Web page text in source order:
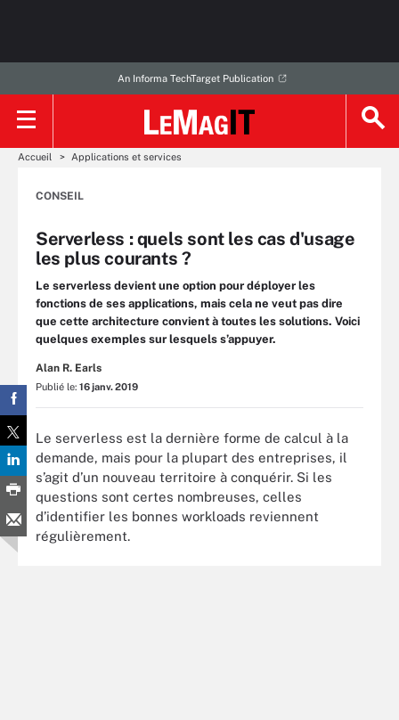
An Informa TechTarget Publication
Accueil Applications et services
CONSEIL
Serverless : quels sont les cas d'usage
les plus courants ?
Le serverless devient une option pour déployer les
fonctions de ses applications, mais cela ne veut pas dire
que cette architecture convient à toutes les solutions. Voici
quelques exemples sur lesquels s’appuyer.
Alan R. Earls
Publié le: 16 janv. 2019
Le serverless est la dernière forme de calcul à la
demande, mais pour la plupart des entreprises, il
s’agit d’un nouveau territoire à conquérir. Si les
questions sont certes nombreuses, celles
d’identifier les bonnes workloads reviennent
régulièrement.